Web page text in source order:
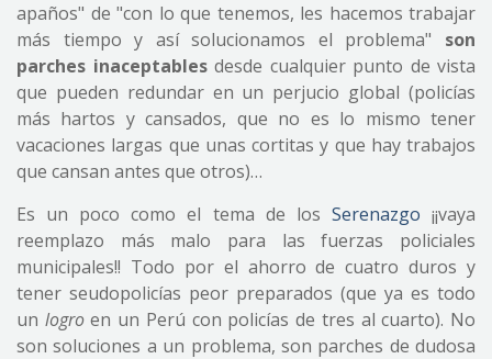
apaños" de "con lo que tenemos, les hacemos trabajar
más tiempo y así solucionamos el problema" son
parches inaceptables desde cualquier punto de vista
que pueden redundar en un perjucio global (policías
más hartos y cansados, que no es lo mismo tener
vacaciones largas que unas cortitas y que hay trabajos
que cansan antes que otros)…
Es un poco como el tema de los Serenazgo ¡¡vaya
reemplazo más malo para las fuerzas policiales
municipales!! Todo por el ahorro de cuatro duros y
tener seudopolicías peor preparados (que ya es todo
un logroen un Perú con policías de tres al cuarto). No
son soluciones a un problema, son parches de dudosa